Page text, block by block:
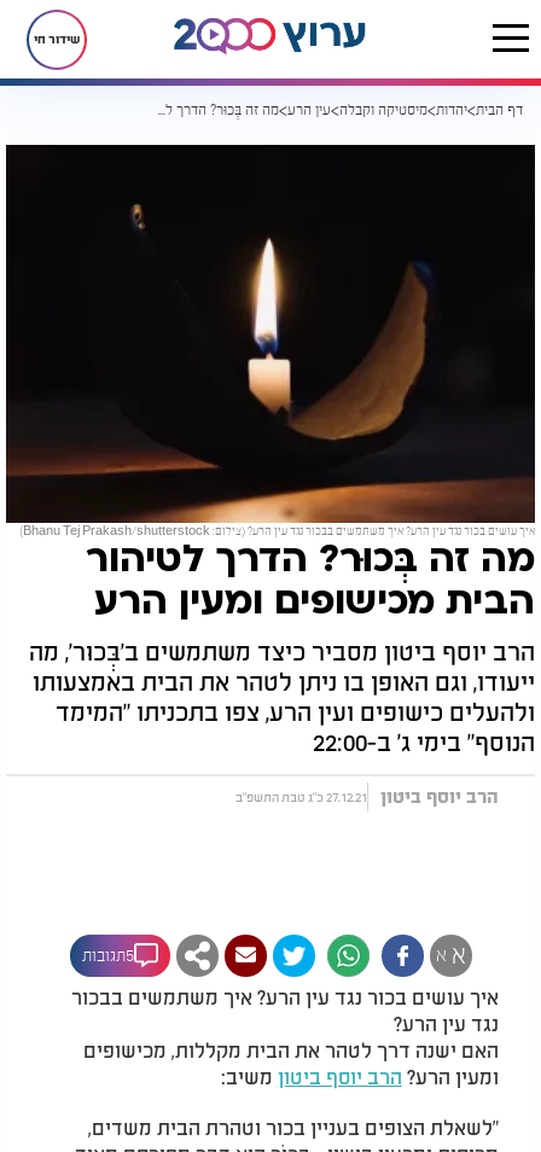
שידור חי
דף הבית יהדות מיסטיקה וקבלה עין הרע מה זה בְּכוּר? הדרך לטיהור הבית מכישופים ומעין הרע
איך עושים בכור נגד עין הרע? איך משתמשים בבכור נגד עין הרע? (צילום: Bhanu Tej Prakash/shutterstock)
מה זה בְּכוּר? הדרך לטיהור
הבית מכישופים ומעין הרע
הרב יוסף ביטון מסביר כיצד משתמשים ב'בְּכוּר', מה
ייעודו, וגם האופן בו ניתן לטהר את הבית באמצעותו
ולהעלים כישופים ועין הרע, צפו בתכניתו "המימד
הנוסף" בימי ג' ב-22:00
הרב יוסף ביטון 27.12.21 כ"ג טבת התשפ"ב
א א 5תגובות
איך עושים בכור נגד עין הרע? איך משתמשים בבכור
נגד עין הרע?
האם ישנה דרך לטהר את הבית מקללות, מכישופים
ומעין הרע? הרב יוסף ביטון משיב:
"לשאלת הצופים בעניין בכור וטהרת הבית משדים,